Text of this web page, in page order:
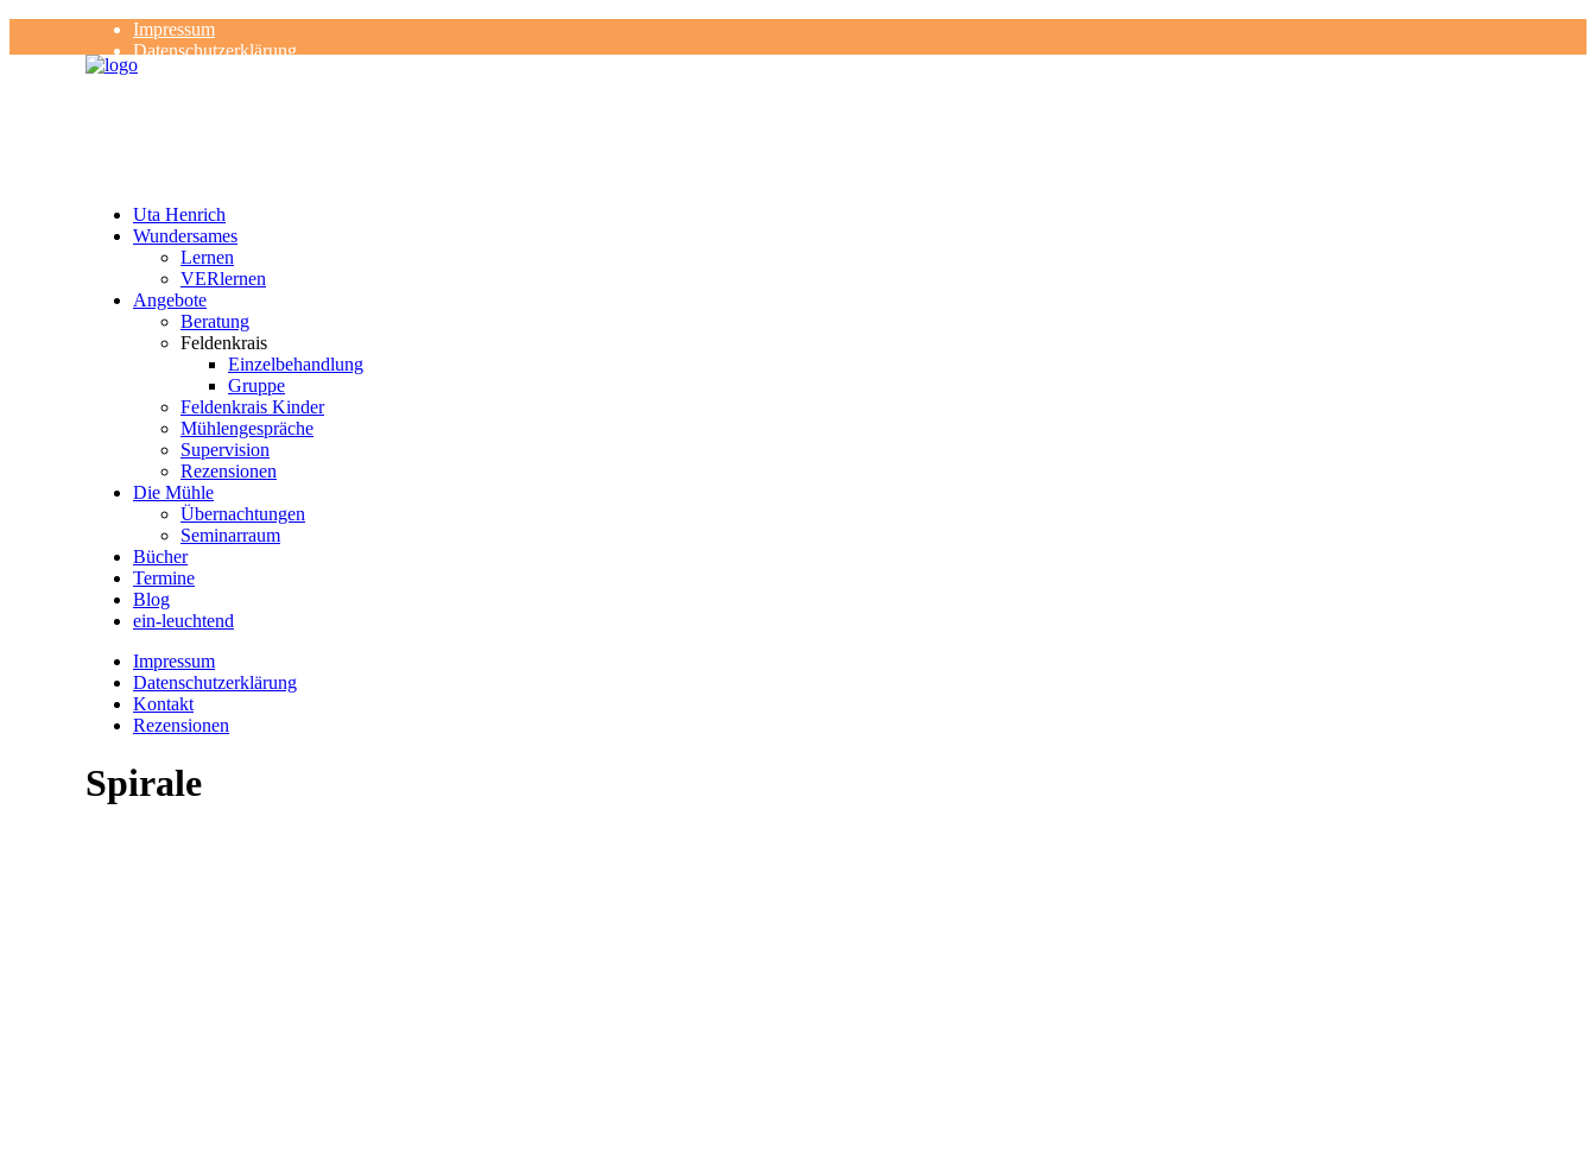
Impressum
Datenschutzerklärung
Kontakt
Uta Henrich
Wundersames
Lernen
VERlernen
Angebote
Beratung
Feldenkrais
Einzelbehandlung
Gruppe
Feldenkrais Kinder
Mühlengespräche
Supervision
Rezensionen
Die Mühle
Übernachtungen
Seminarraum
Bücher
Termine
Blog
ein-leuchtend
Impressum
Datenschutzerklärung
Kontakt
Rezensionen
Spirale